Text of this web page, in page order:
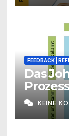
FEEDBACK |
Das
KEINE